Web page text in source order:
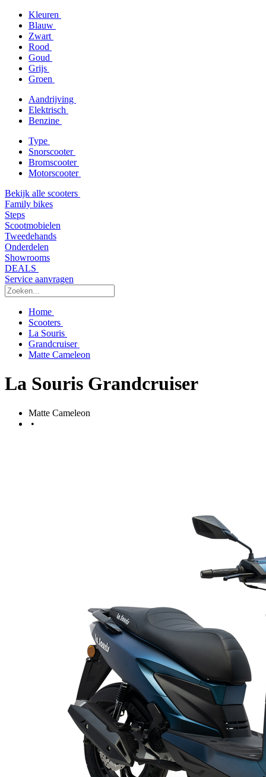
Kleuren
Blauw
Zwart
Rood
Goud
Grijs
Groen
Aandrijving
Elektrisch
Benzine
Type
Snorscooter
Bromscooter
Motorscooter
Bekijk alle scooters
Family bikes
Steps
Scootmobielen
Tweedehands
Onderdelen
Showrooms
DEALS
Service aanvragen
Home
Scooters
La Souris
Grandcruiser
Matte Cameleon
La Souris Grandcruiser
Matte Cameleon
•